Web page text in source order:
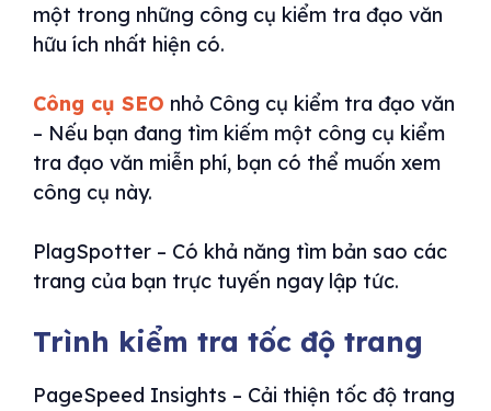
một trong những công cụ kiểm tra đạo văn
hữu ích nhất hiện có.
Công cụ SEO nhỏ Công cụ kiểm tra đạo văn
– Nếu bạn đang tìm kiếm một công cụ kiểm
tra đạo văn miễn phí, bạn có thể muốn xem
công cụ này.
PlagSpotter – Có khả năng tìm bản sao các
trang của bạn trực tuyến ngay lập tức.
Trình kiểm tra tốc độ trang
PageSpeed ​​Insights – Cải thiện tốc độ trang